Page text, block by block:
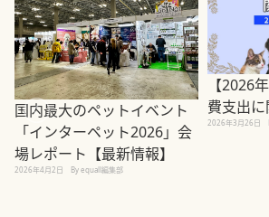
国内最大のペットイベント
「インターペット2026」会
場レポート【最新情報】
2026年4月2日 By equall編集部
【2026
費支出
2026年3月26日